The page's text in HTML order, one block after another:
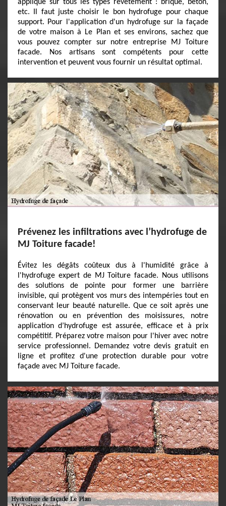
appliqué sur tous les types revêtement : brique, béton,
etc. Il faut juste choisir le bon hydrofuge pour chaque
support. Pour l'application d'un hydrofuge sur la façade
de votre maison à Le Plan et ses environs, sachez que
vous pouvez compter sur notre entreprise MJ Toiture
facade. Nos artisans sont compétents pour cette
intervention et peuvent vous fournir un résultat optimal.
Prévenez les infiltrations avec l’hydrofuge de
MJ Toiture facade!
Évitez les dégâts coûteux dus à l'humidité grâce à
l'hydrofuge expert de MJ Toiture facade. Nous utilisons
des solutions de pointe pour former une barrière
invisible, qui protègent vos murs des intempéries tout en
conservant leur beauté naturelle. Que ce soit après une
rénovation ou en prévention des moisissures, notre
application d’hydrofuge est assurée, efficace et à prix
compétitif. Préparez votre maison pour l'hiver avec notre
service professionnel. Demandez votre devis gratuit en
ligne et profitez d'une protection durable pour votre
façade avec MJ Toiture facade.